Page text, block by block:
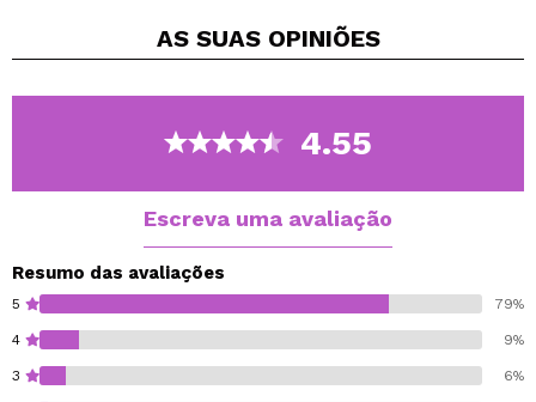
AS SUAS OPINIÕES
4.55
Escreva uma avaliação
Resumo das avaliações
5 79%
4 9%
3 6%